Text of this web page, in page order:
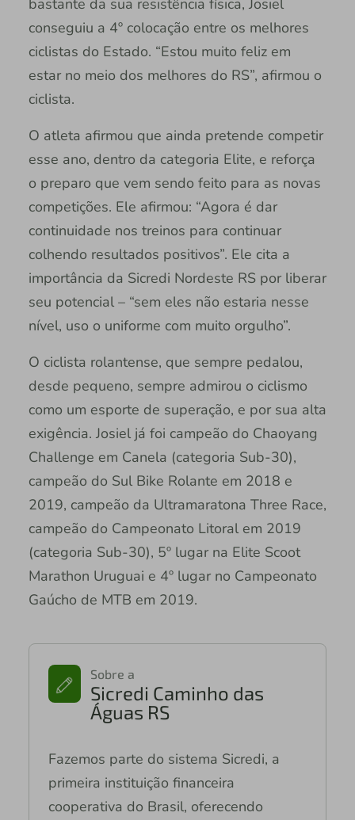
bastante da sua resistência física, Josiel
conseguiu a 4º colocação entre os melhores
ciclistas do Estado. “Estou muito feliz em
estar no meio dos melhores do RS”, afirmou o
ciclista.
O atleta afirmou que ainda pretende competir
esse ano, dentro da categoria Elite, e reforça
o preparo que vem sendo feito para as novas
competições. Ele afirmou: “Agora é dar
continuidade nos treinos para continuar
colhendo resultados positivos”. Ele cita a
importância da Sicredi Nordeste RS por liberar
seu potencial – “sem eles não estaria nesse
nível, uso o uniforme com muito orgulho”.
O ciclista rolantense, que sempre pedalou,
desde pequeno, sempre admirou o ciclismo
como um esporte de superação, e por sua alta
exigência. Josiel já foi campeão do Chaoyang
Challenge em Canela (categoria Sub-30),
campeão do Sul Bike Rolante em 2018 e
2019, campeão da Ultramaratona Three Race,
campeão do Campeonato Litoral em 2019
(categoria Sub-30), 5º lugar na Elite Scoot
Marathon Uruguai e 4º lugar no Campeonato
Gaúcho de MTB em 2019.
Sobre a
Sicredi Caminho das
Águas RS
Fazemos parte do sistema Sicredi, a
primeira instituição financeira
cooperativa do Brasil, oferecendo